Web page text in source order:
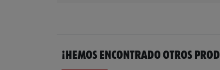
¡HEMOS ENCONTRADO OTROS